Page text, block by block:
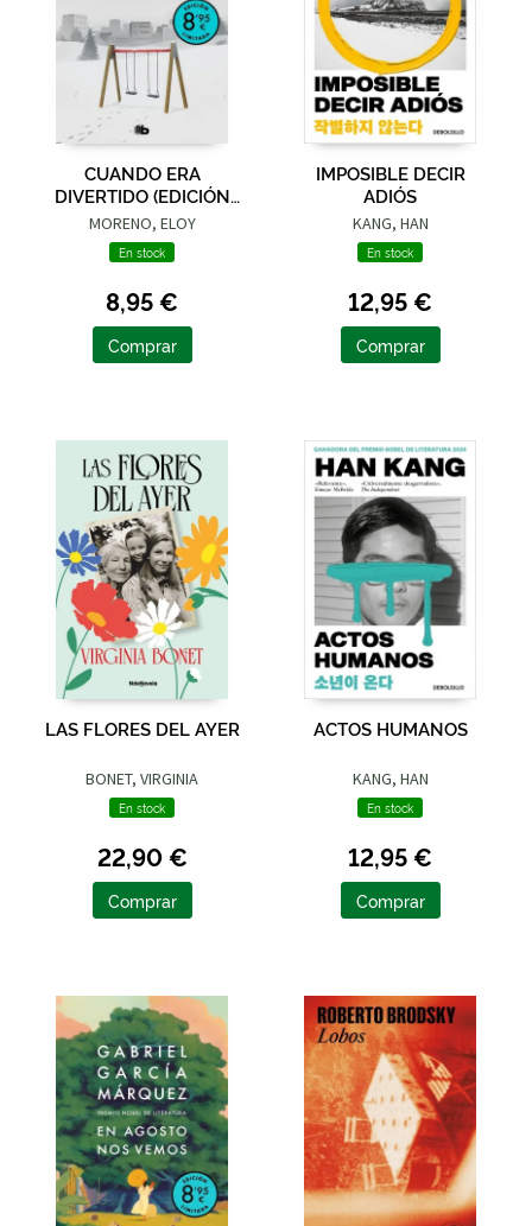
CUANDO ERA
DIVERTIDO (EDICIÓN
LIMITADA · VERANO)
MORENO, ELOY
En stock
8,95 €
Comprar
IMPOSIBLE DECIR
ADIÓS
KANG, HAN
En stock
12,95 €
Comprar
LAS FLORES DEL AYER
BONET, VIRGINIA
En stock
22,90 €
Comprar
ACTOS HUMANOS
KANG, HAN
En stock
12,95 €
Comprar